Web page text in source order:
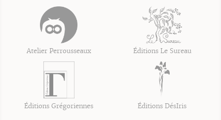
Atelier Perrousseaux Éditions Le Sureau
Éditions Grégoriennes Éditions DésIris